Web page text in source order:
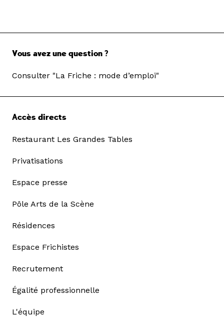
Vous avez une question ?
Consulter "La Friche : mode d’emploi"
Accès directs
Restaurant Les Grandes Tables
Privatisations
Espace presse
Pôle Arts de la Scène
Résidences
Espace Frichistes
Recrutement
Égalité professionnelle
L'équipe